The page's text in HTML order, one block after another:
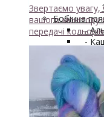
Бобінна
-
-
-
-
Майстер-
-
Одяг TieDye
Звертаємо увагу,
вашого монітору
передачі